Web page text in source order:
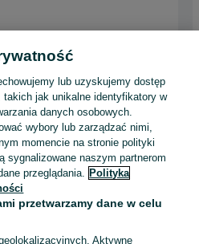
firmy
- Pewna
Auto
lub uzyskujemy dostęp
takich jak unikalne identyfikatory w
danych osobowych.
wybory lub zarządzać nimi,
momencie na stronie polityki
sygnalizowane naszym partnerom
przeglądania. Polityka
przetwarzamy dane w celu
Aktywne